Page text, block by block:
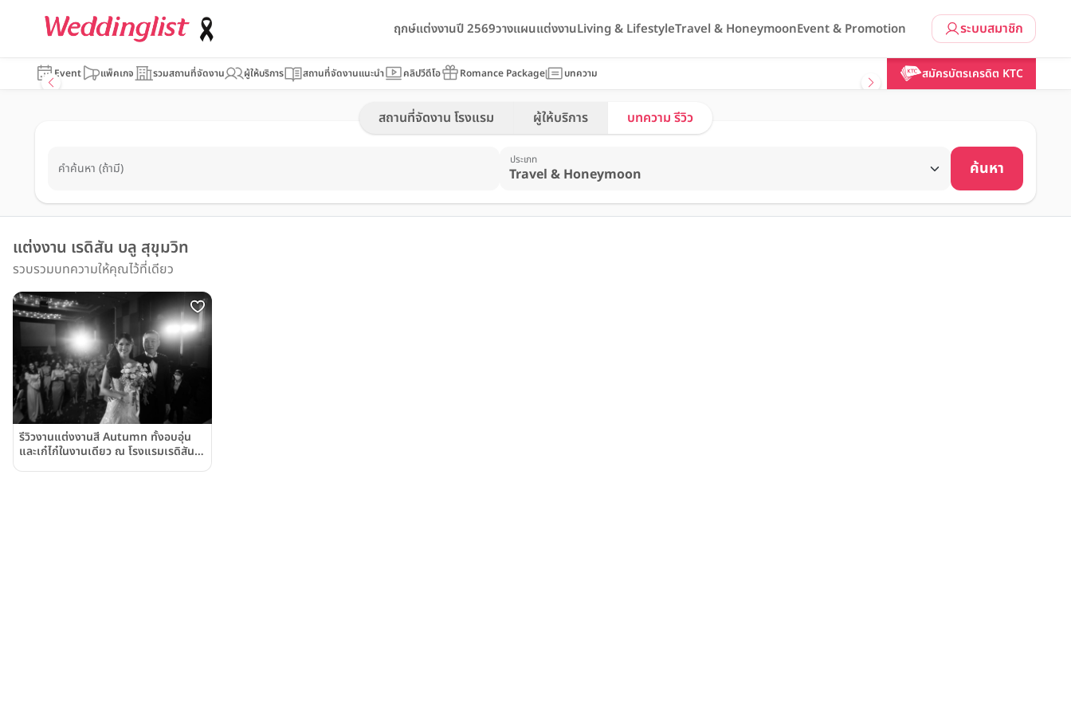
ระบบสมาชิก
ฤกษ์แต่งงานปี 2569วางแผนแต่งงานLiving & LifestyleTravel & HoneymoonEvent & Promotion
Event แพ็คเกจ รวมสถานที่จัดงาน ผู้ให้บริการ สถานที่จัดงานแนะนำ คลิปวีดีโอ Romance Package บทความ สมัครบัตรเครดิต KTC
สถานที่จัดงาน โรงแรม ผู้ให้บริการ บทความ รีวิว
คำค้นหา (ถ้ามี)
ประเภท ค้นหา
แต่งงาน เรดิสัน บลู สุขุมวิท
รวบรวมบทความให้คุณไว้ที่เดียว
รีวิวงานแต่งงานสี Autumn ทั้งอบอุ่น
และเก๋ไก๋ในงานเดียว ณ โรงแรมเรดิสัน